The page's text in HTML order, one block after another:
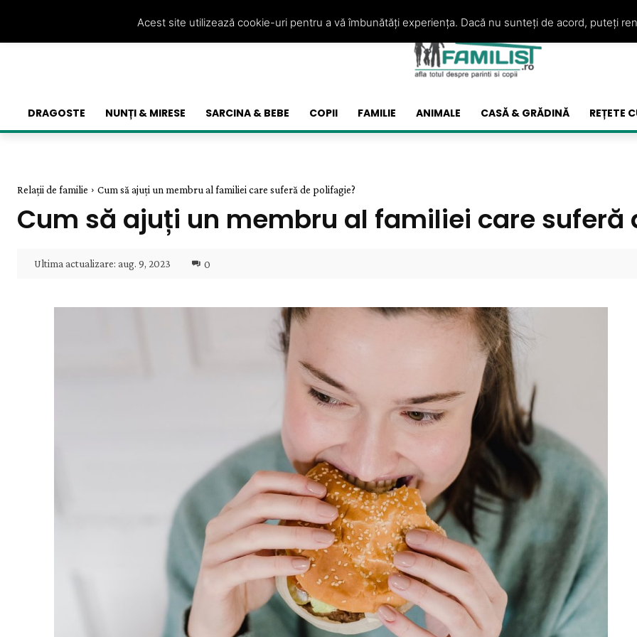
DRAGOSTE NUNȚI & MIRESE SARCINA & BEBE COPII FAMILIE ANIMALE CASĂ & GRĂDINĂ REȚETE
Relații de familie Cum să ajuți un membru al familiei care suferă de polifagie?
Cum să ajuți un membru al familiei care suferă
Ultima actualizare: aug. 9, 2023 0
Acest site utilizează cookie-uri pentru a vă îmbunătăți experiența. Dacă nu sunteți de acord, puteți